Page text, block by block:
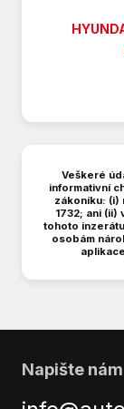
Start-
Výsuvné
Výškově
Zadní
Veškeré
informativní
zákoníku: (i)
1732; ani (ii)
tohoto
osobám
Napište nám